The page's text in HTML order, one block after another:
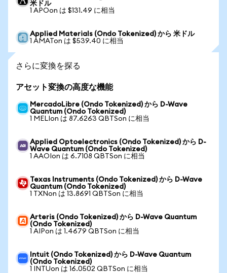
米ドル
1 APOon は $131.49 に相当
Applied Materials (Ondo Tokenized) から 米ドル
1 AMATon は $539.40 に相当
さらに変換を探る
アセット変換の高度な機能
MercadoLibre (Ondo Tokenized) から D-Wave
Quantum (Ondo Tokenized)
1 MELIon は 87.6263 QBTSon に相当
Applied Optoelectronics (Ondo Tokenized) から D-
Wave Quantum (Ondo Tokenized)
1 AAOIon は 6.7108 QBTSon に相当
Texas Instruments (Ondo Tokenized) から D-Wave
Quantum (Ondo Tokenized)
1 TXNon は 13.8691 QBTSon に相当
Arteris (Ondo Tokenized) から D-Wave Quantum
(Ondo Tokenized)
1 AIPon は 1.4679 QBTSon に相当
Intuit (Ondo Tokenized) から D-Wave Quantum
(Ondo Tokenized)
1 INTUon は 16.0502 QBTSon に相当